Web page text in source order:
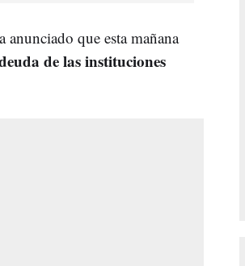
anunciado que esta mañana
de las instituciones